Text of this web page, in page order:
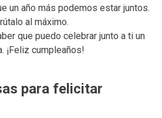
un año más podemos estar juntos.
al máximo.
que puedo celebrar junto a ti un
¡Feliz cumpleaños!
para felicitar